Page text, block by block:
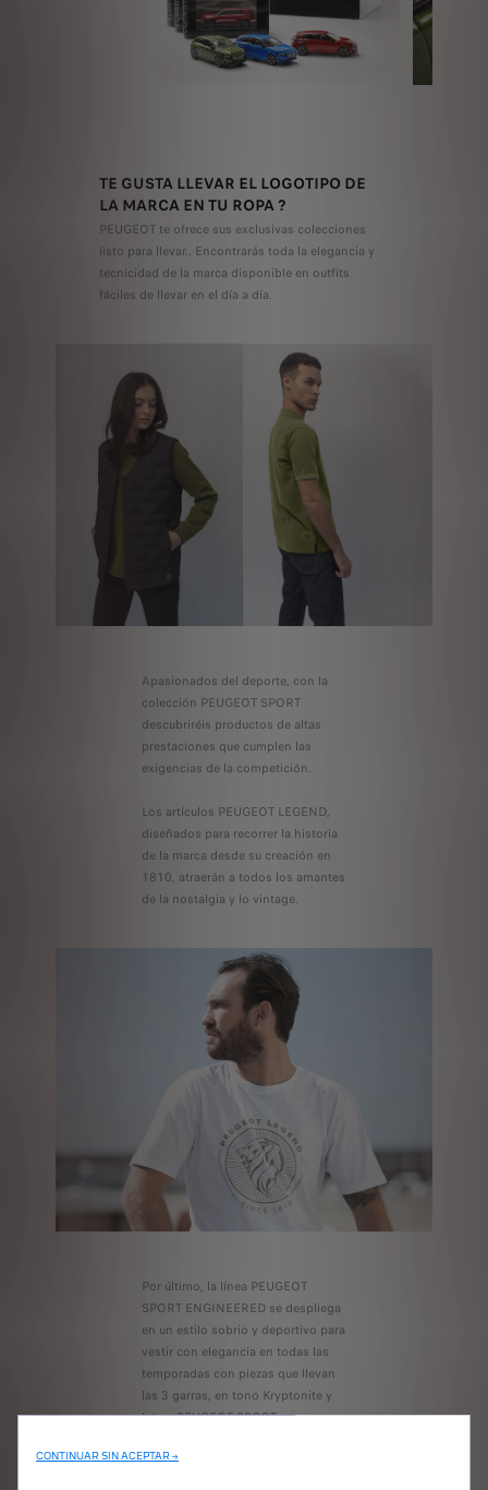
TE GUSTA LLEVAR EL LOGOTIPO DE
LA MARCA EN TU ROPA ?
PEUGEOT te ofrece sus exclusivas colecciones
listo para llevar.. Encontrarás toda la elegancia y
tecnicidad de la marca disponible en outfits
fáciles de llevar en el día a día.
Apasionados del deporte, con la
colección PEUGEOT SPORT
descubriréis productos de altas
prestaciones que cumplen las
exigencias de la competición.
Los artículos PEUGEOT LEGEND,
diseñados para recorrer la historia
de la marca desde su creación en
1810, atraerán a todos los amantes
de la nostalgia y lo vintage.
Por último, la línea PEUGEOT
SPORT ENGINEERED se despliega
en un estilo sobrio y deportivo para
vestir con elegancia en todas las
temporadas con piezas que llevan
las 3 garras, en tono Kryptonite y
letras PEUGEOT SPORT.
¡Con un diseño de moda, estas
CONTINUAR SIN ACEPTAR →